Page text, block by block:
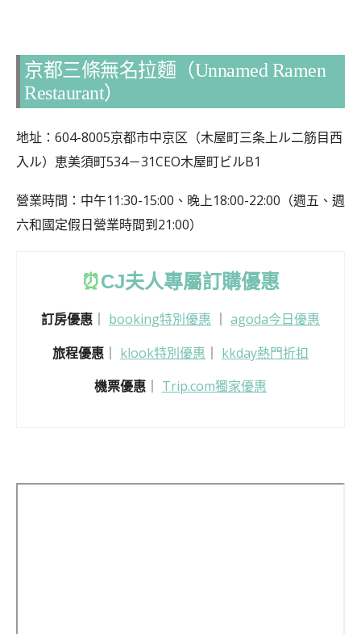
京都三條無名拉麵（Unnamed Ramen
Restaurant）
地址：604-8005京都市中京区（木屋町三条上ル二筋目西
入ル）恵美須町534－31CEO木屋町ビルB1​
營業時間：中午11:30-15:00、晚上18:00-22:00（週五、週
六和國定假日營業時間到21:00）
⏰CJ夫人專屬訂購優惠
訂房優惠 booking特別優惠
agoda今日優惠
旅程優惠 ｜ klook特別優惠 ｜ kkday熱門折扣
機票優惠
Trip.com獨家優惠